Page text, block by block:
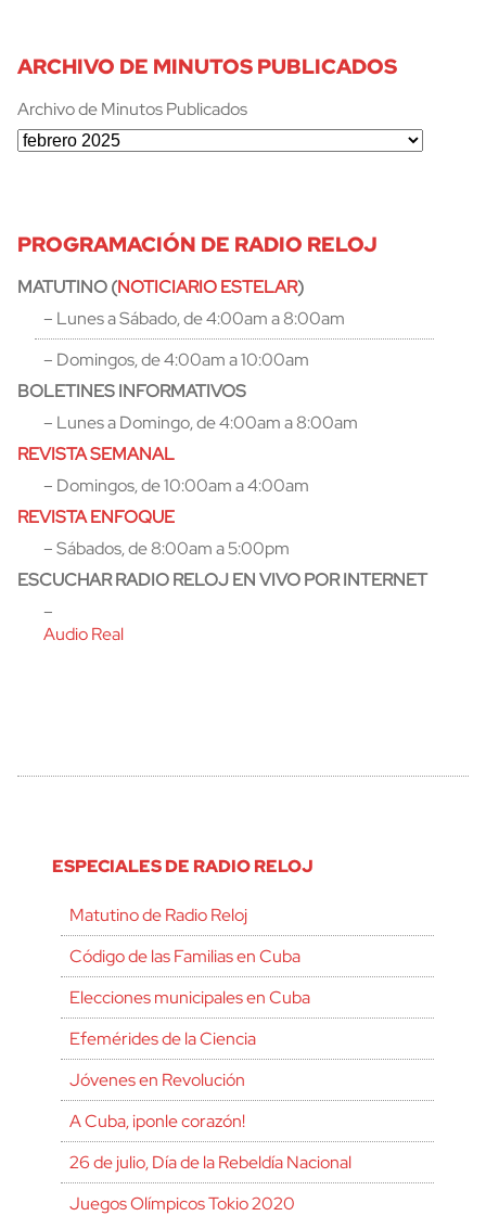
ARCHIVO DE MINUTOS PUBLICADOS
Archivo de Minutos Publicados
PROGRAMACIÓN DE RADIO RELOJ
MATUTINO (NOTICIARIO ESTELAR)
– Lunes a Sábado, de 4:00am a 8:00am
– Domingos, de 4:00am a 10:00am
BOLETINES INFORMATIVOS
– Lunes a Domingo, de 4:00am a 8:00am
REVISTA SEMANAL
– Domingos, de 10:00am a 4:00am
REVISTA ENFOQUE
– Sábados, de 8:00am a 5:00pm
ESCUCHAR RADIO RELOJ EN VIVO POR INTERNET
–
Audio Real
ESPECIALES DE RADIO RELOJ
Matutino de Radio Reloj
Código de las Familias en Cuba
Elecciones municipales en Cuba
Efemérides de la Ciencia
Jóvenes en Revolución
A Cuba, ¡ponle corazón!
26 de julio, Día de la Rebeldía Nacional
Juegos Olímpicos Tokio 2020